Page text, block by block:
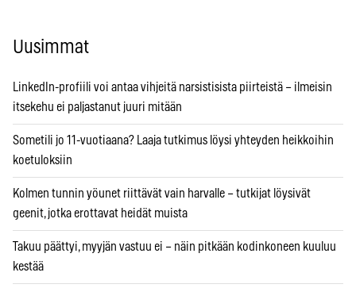
Uusimmat
LinkedIn-profiili voi antaa vihjeitä narsistisista piirteistä – ilmeisin
itsekehu ei paljastanut juuri mitään
Sometili jo 11-vuotiaana? Laaja tutkimus löysi yhteyden heikkoihin
koetuloksiin
Kolmen tunnin yöunet riittävät vain harvalle – tutkijat löysivät
geenit, jotka erottavat heidät muista
Takuu päättyi, myyjän vastuu ei – näin pitkään kodinkoneen kuuluu
kestää